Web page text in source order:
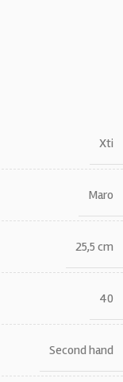
Xti
Maro
25,5 cm
40
Second hand